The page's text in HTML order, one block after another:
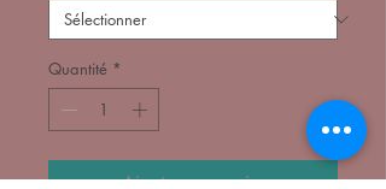
Quantité *
Ajouter au panier